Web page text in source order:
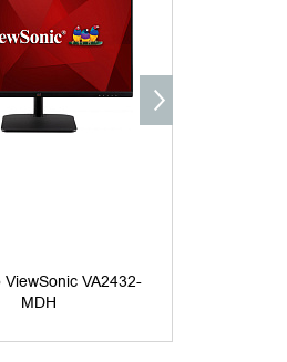
VA2432-
MDH
НАЛИЧИЕ